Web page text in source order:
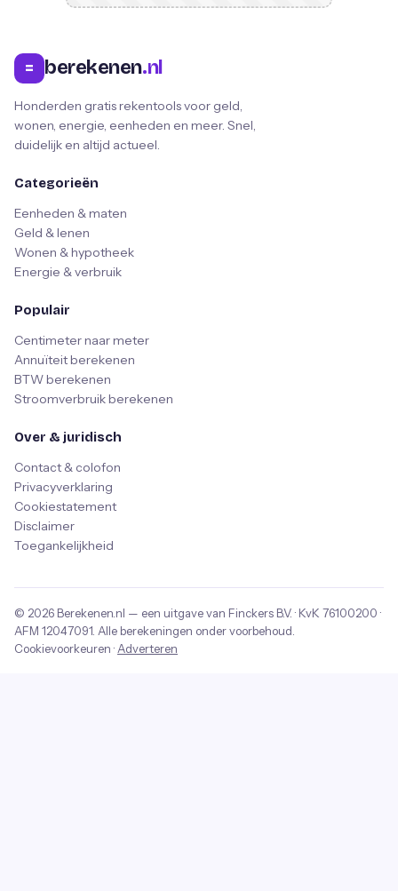
= berekenen.nl
Honderden gratis rekentools voor geld,
wonen, energie, eenheden en meer. Snel,
duidelijk en altijd actueel.
Categorieën
Eenheden & maten
Geld & lenen
Wonen & hypotheek
Energie & verbruik
Populair
Centimeter naar meter
Annuïteit berekenen
BTW berekenen
Stroomverbruik berekenen
Over & juridisch
Contact & colofon
Privacyverklaring
Cookiestatement
Disclaimer
Toegankelijkheid
© 2026 Berekenen.nl — een uitgave van Finckers B.V. · KvK 76100200 ·
AFM 12047091. Alle berekeningen onder voorbehoud.
Cookievoorkeuren ·Adverteren